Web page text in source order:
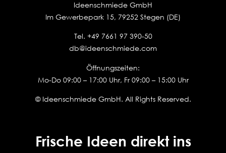
Ideenschmiede GmbH
Im Gewerbepark 15, 79252 Stegen (DE)
Tel. +49 7661 97 390-50
db@ideenschmiede.com
Öffnungszeiten:
Mo-Do 09:00 – 17:00 Uhr, Fr 09:00 – 15:00 Uhr
© Ideenschmiede GmbH. All Rights Reserved.
Frische Ideen direkt ins